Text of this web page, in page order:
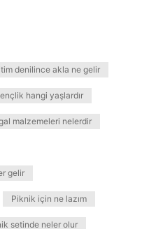
denilince akla ne gelir
hangi yaşlardır
malzemeleri nelerdir
gelir
Piknik için ne lazım
setinde neler olur